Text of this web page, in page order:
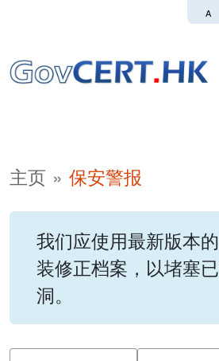
A
主页 保安警报
我们应使用最新版本
装修正档案，以堵塞
洞。